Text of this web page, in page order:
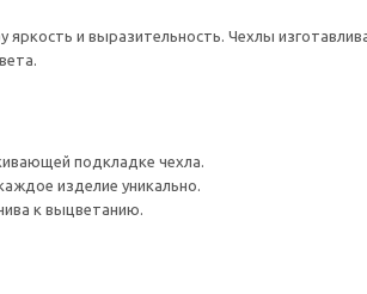
и выразительность. Чехлы
подкладке чехла.
изделие уникально.
к выцветанию.